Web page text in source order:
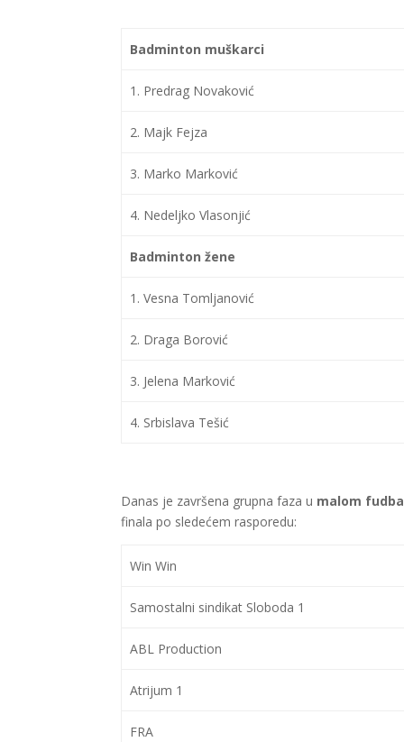
Badminton muškarci
1. Predrag Novaković
2. Majk Fejza
3. Marko Marković
4. Nedeljko Vlasonjić
Badminton žene
1. Vesna Tomljanović
2. Draga Borović
3. Jelena Marković
4. Srbislava Tešić
Danas je završena grupna faza u malom
finala po sledećem rasporedu:
Win Win
Samostalni sindikat Sloboda 1
ABL Production
Atrijum 1
FRA